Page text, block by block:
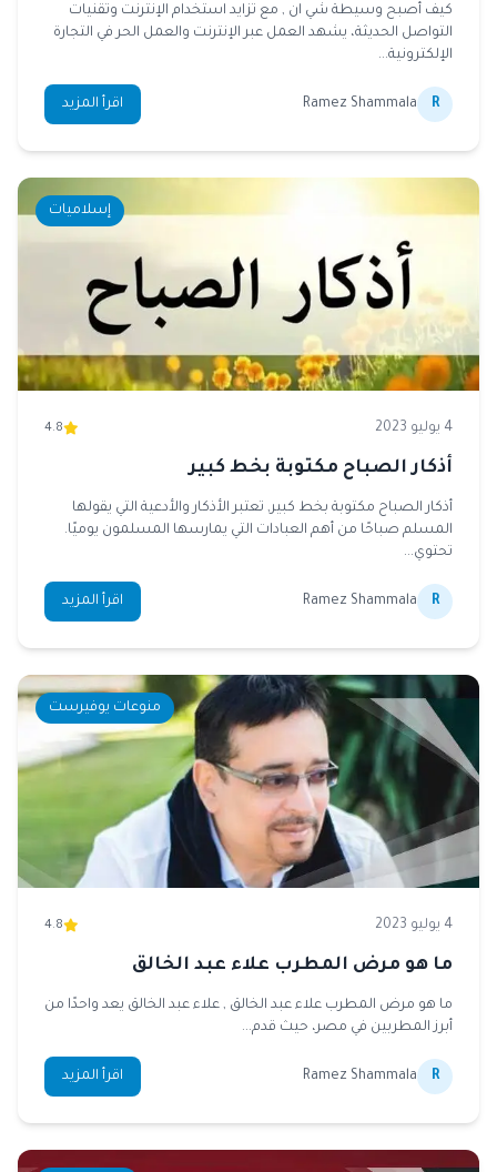
كيف أصبح وسيطة شي ان , مع تزايد استخدام الإنترنت وتقنيات
التواصل الحديثة، يشهد العمل عبر الإنترنت والعمل الحر في التجارة
الإلكترونية...
R
Ramez Shammala اقرأ المزيد
إسلاميات
4 يوليو 2023 4.8
أذكار الصباح مكتوبة بخط كبير
أذكار الصباح مكتوبة بخط كبير, تعتبر الأذكار والأدعية التي يقولها
المسلم صباحًا من أهم العبادات التي يمارسها المسلمون يوميًا.
تحتوي...
R
Ramez Shammala اقرأ المزيد
منوعات يوفيرست
4 يوليو 2023 4.8
ما هو مرض المطرب علاء عبد الخالق
ما هو مرض المطرب علاء عبد الخالق , علاء عبد الخالق يعد واحدًا من
أبرز المطربين في مصر، حيث قدم...
R
Ramez Shammala اقرأ المزيد